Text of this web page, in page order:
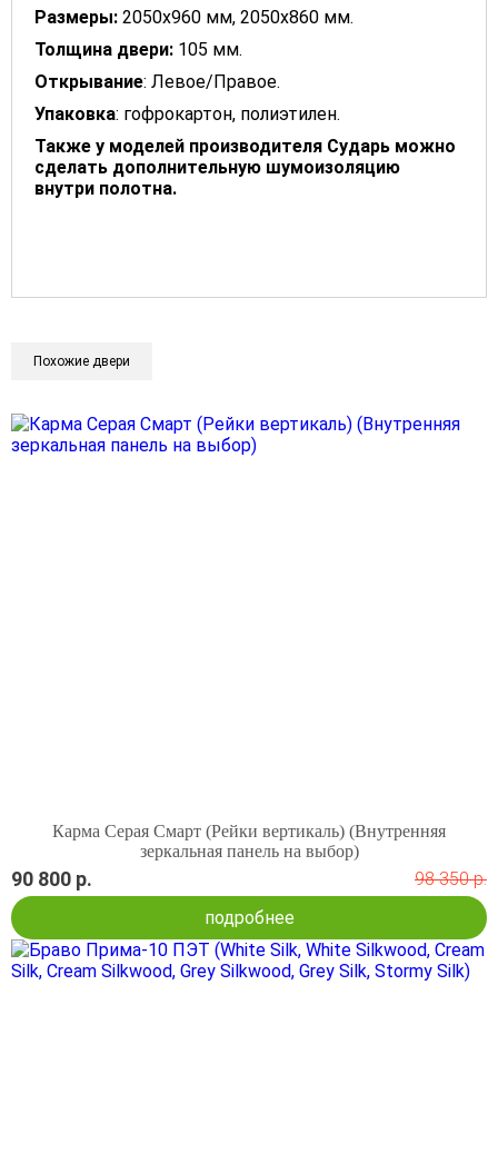
Размеры: 2050x960 мм, 2050х860 мм.
Толщина двери: 105 мм.
Открывание: Левое/Правое.
Упаковка: гофрокартон, полиэтилен.
Также у моделей производителя Сударь можно
сделать дополнительную шумоизоляцию
внутри полотна.
Похожие двери
Карма Серая Смарт (Рейки вертикаль) (Внутренняя
зеркальная панель на выбор)
90 800 р.
98 350 р.
подробнее